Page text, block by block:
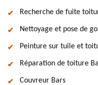
Recherche de fuite
Nettoyage et pose de
Peinture sur tuile et
Réparation de toiture
Couvreur Bars